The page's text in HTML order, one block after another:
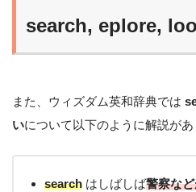
search, eplore,
また、ウィズダム英和辞典では
いについて以下のように解説があ
search はしばしば警察な